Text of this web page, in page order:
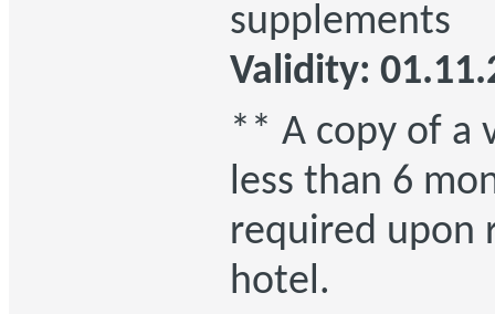
supplements
Validity:
** A copy of a
less than 6
required upon
hotel.